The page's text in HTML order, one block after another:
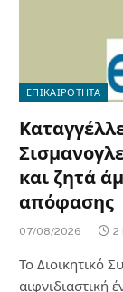
ΕΠΙΚΑΙΡΟΤΗΤΑ
και ζητά
απόφασης
07/08/2026 2
Το Διοικητικό
αιφνιδιαστική